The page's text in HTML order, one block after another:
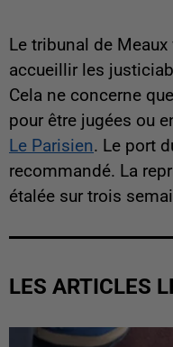
Le tribunal de
accueillir les
Cela ne concerne
pour être jugées ou
Le Parisien. Le port
recommandé. La
étalée sur trois
LES ARTICLES